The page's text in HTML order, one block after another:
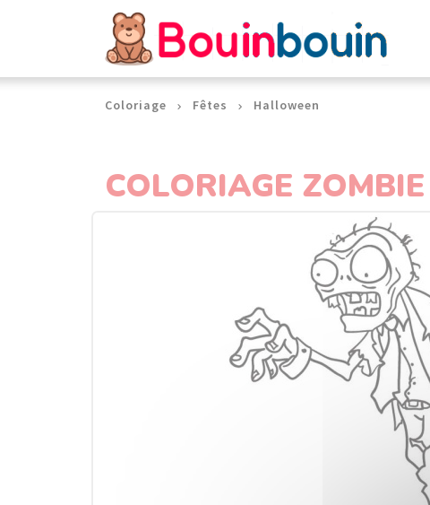
Coloriage Fêtes Halloween
COLORIAGE
Panneau de gestion des cookies